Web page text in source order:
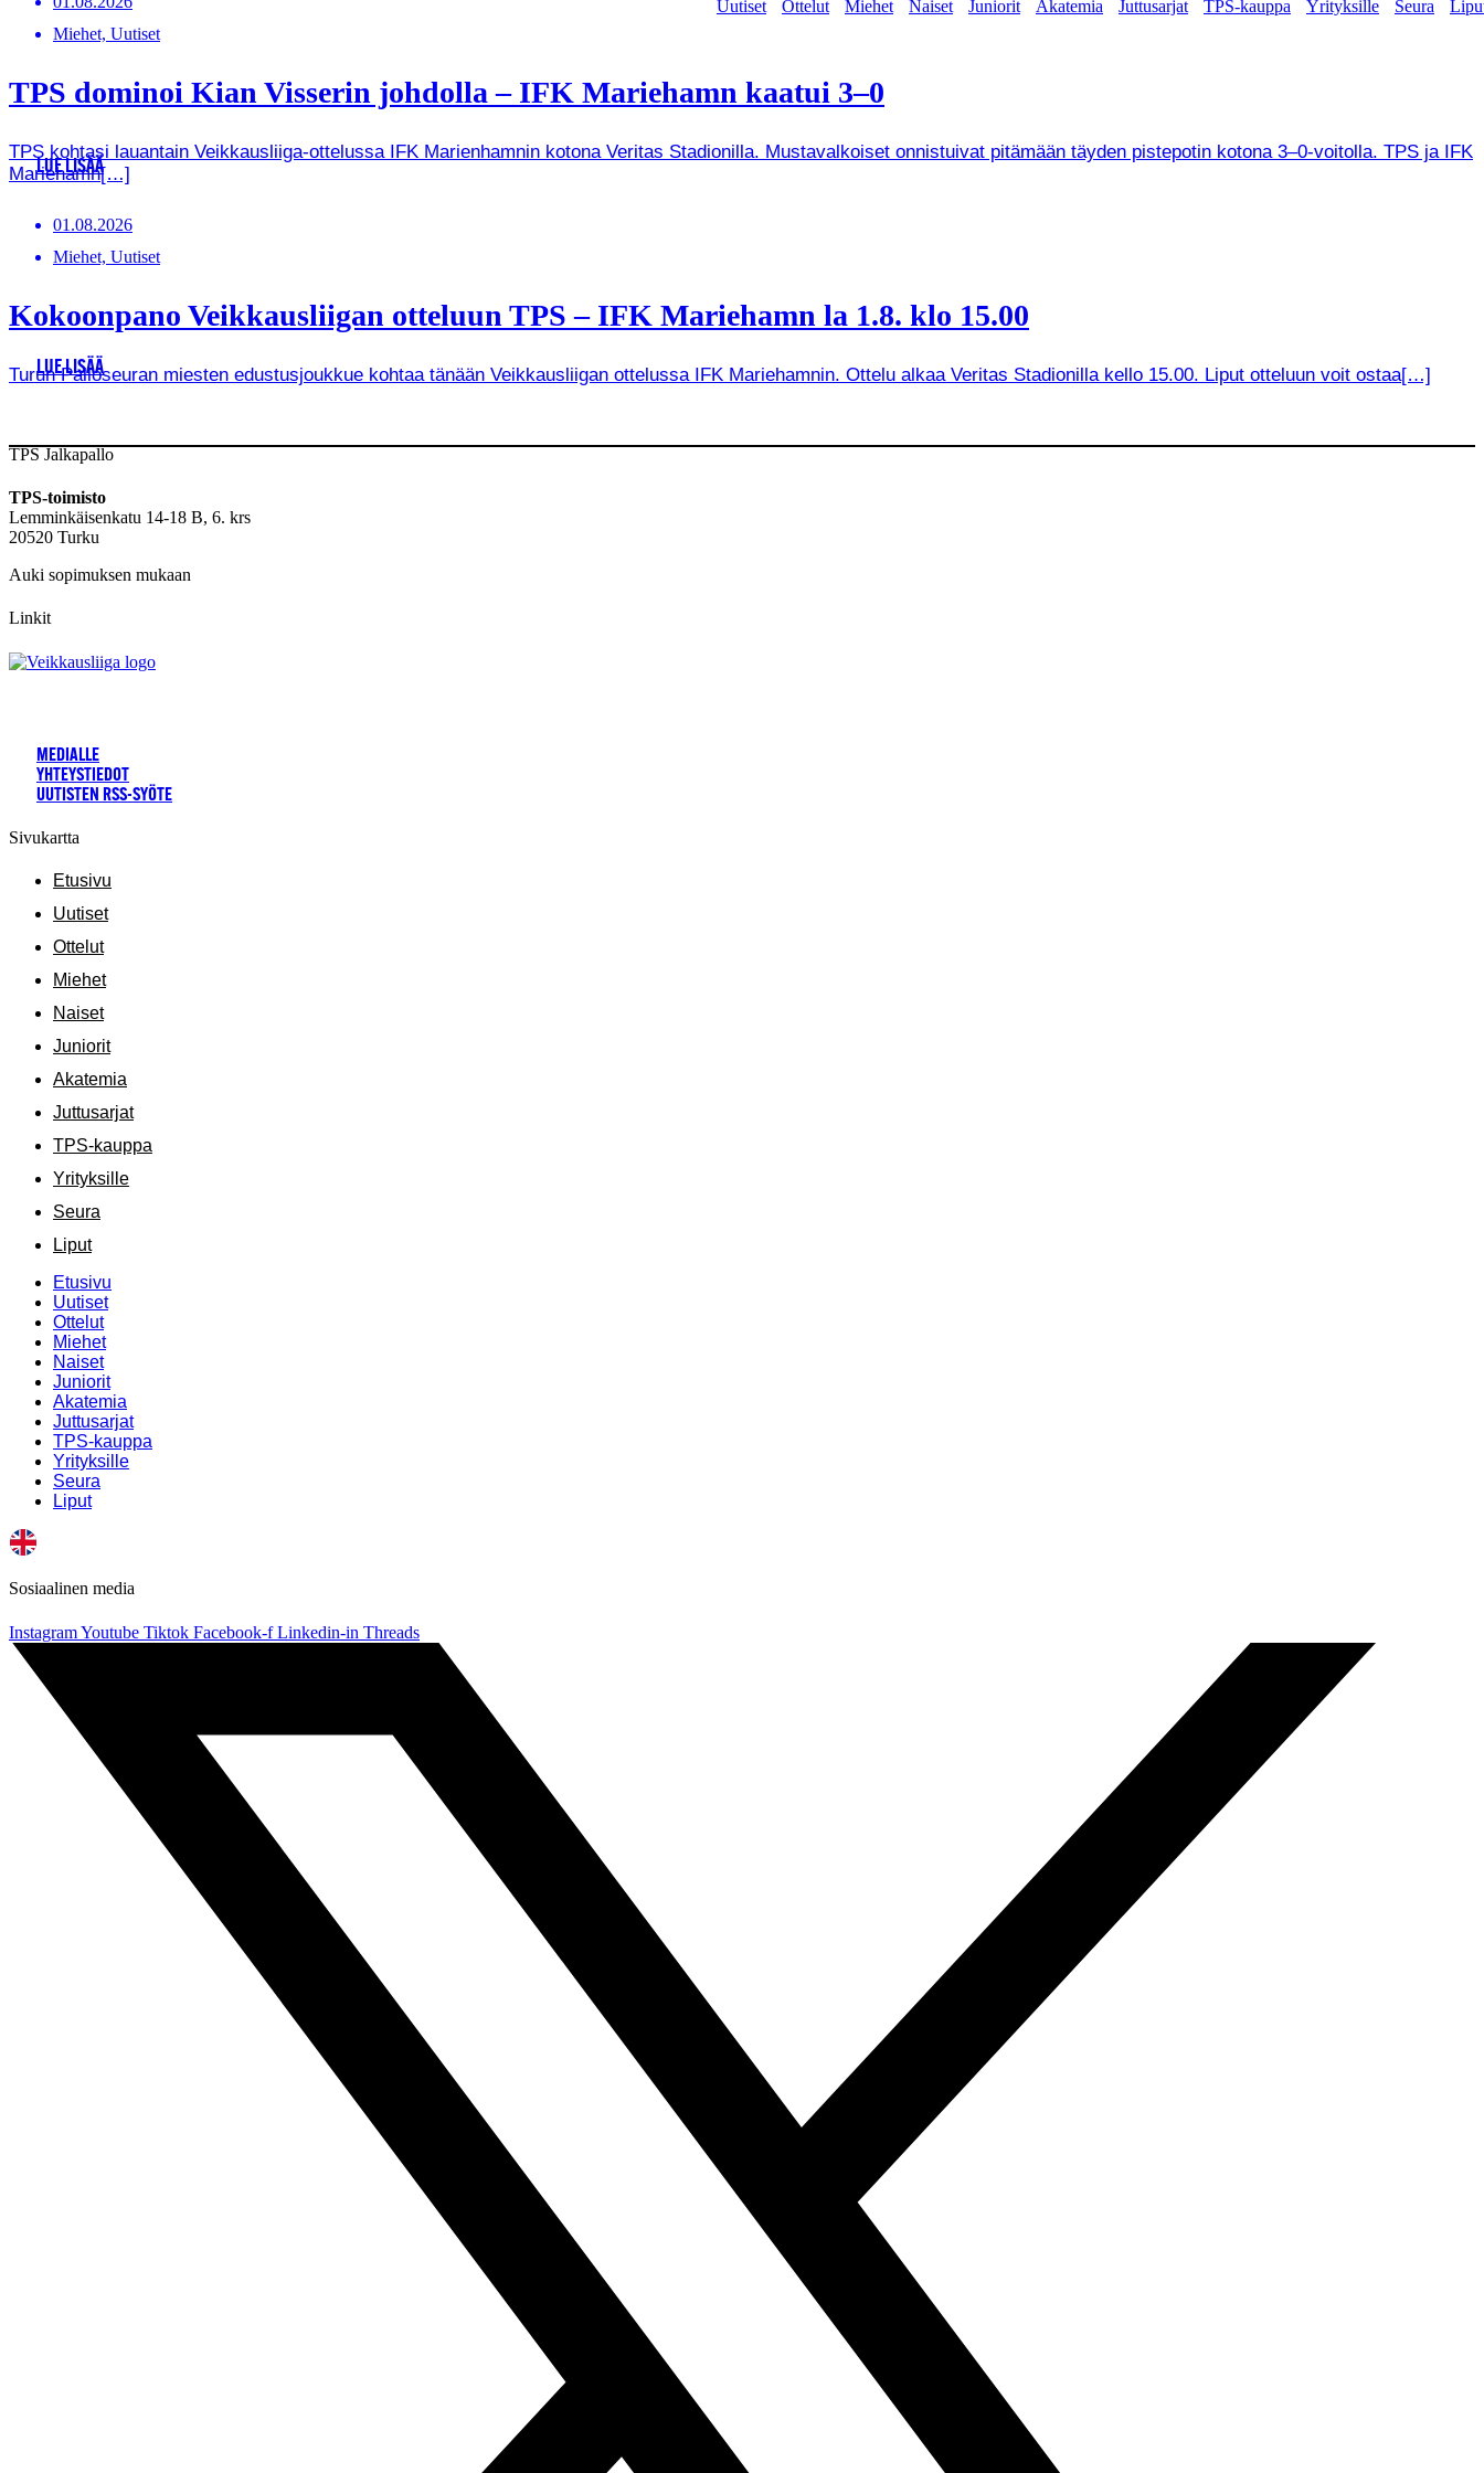
Uutiset Ottelut Miehet Naiset Juniorit Akatemia Juttusarjat TPS-kauppa Yrityksille Seura
Miehet, Uutiset
TPS dominoi Kian Visserin johdolla – IFK Mariehamn kaatui 3–0
TPS kohtasi lauantain Veikkausliiga-ottelussa IFK Marienhamnin kotona Veritas Stadionilla. Mustavalkoiset onnistuivat pitämään täyden pistepotin kotona 3–0-voitolla. TPS ja IFK
Mariehamn[…]
LUE LISÄÄ
01.08.2026
Miehet, Uutiset
Kokoonpano Veikkausliigan otteluun TPS – IFK Mariehamn la 1.8. klo 15.00
Turun Palloseuran miesten edustusjoukkue kohtaa tänään Veikkausliigan ottelussa IFK Mariehamnin. Ottelu alkaa Veritas Stadionilla kello 15.00. Liput otteluun voit ostaa[…]
LUE LISÄÄ
TPS Jalkapallo
TPS-toimisto
Lemminkäisenkatu 14-18 B, 6. krs
20520 Turku
Auki sopimuksen mukaan
Linkit
MEDIALLE
YHTEYSTIEDOT
UUTISTEN RSS-SYÖTE
Sivukartta
Etusivu
Uutiset
Ottelut
Miehet
Naiset
Juniorit
Akatemia
Juttusarjat
TPS-kauppa
Yrityksille
Seura
Liput
Etusivu
Uutiset
Ottelut
Miehet
Naiset
Juniorit
Akatemia
Juttusarjat
TPS-kauppa
Yrityksille
Seura
Liput
Sosiaalinen media
InstagramYoutube Tiktok Facebook-f Linkedin-in Threads